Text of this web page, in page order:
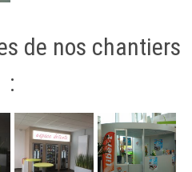
de nos chantiers
: